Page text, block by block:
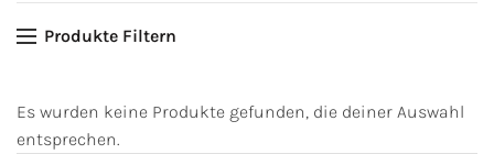
Produkte Filtern
Es wurden keine Produkte gefunden, die deiner Auswahl
entsprechen.